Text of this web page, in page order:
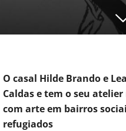
O casal Hilde Brando e
Caldas e tem o seu
com arte em bairros
refugiados